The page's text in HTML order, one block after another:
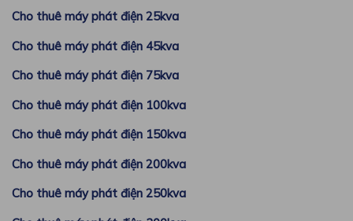
Cho thuê máy phát điện 25kva
Cho thuê máy phát điện 45kva
Cho thuê máy phát điện 75kva
Cho thuê máy phát điện 100kva
Cho thuê máy phát điện 150kva
Cho thuê máy phát điện 200kva
Cho thuê máy phát điện 250kva